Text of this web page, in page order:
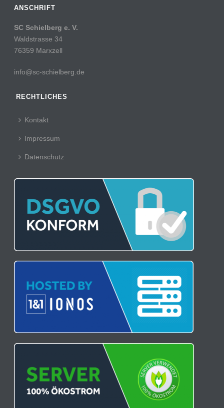
ANSCHRIFT
SC Schielberg e. V.
Waldstrasse 34
76359 Marxzell
info@sc-schielberg.de
RECHTLICHES
Kontakt
Impressum
Datenschutz